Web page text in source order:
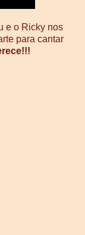
e o Ricky nos
para cantar